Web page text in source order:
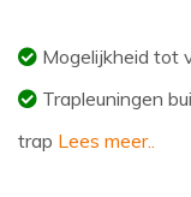
Mogelijkheid tot
Trapleuningen
trap Lees meer..